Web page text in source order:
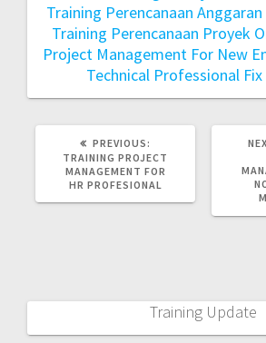
Training Perencanaan
Training Perencanaan Proyek
Project Management For New
Technical Professional Fix
PREVIOUS:
TRAINING PROJECT
MANAGEMENT FOR
HR PROFESIONAL
Training Update